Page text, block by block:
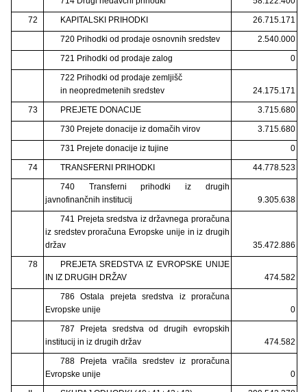
72
KAPITALSKI PRIHODKI
26.715.171
720 Prihodki od prodaje osnovnih sredstev
2.540.000
721 Prihodki od prodaje zalog
0
722 Prihodki od prodaje zemljišč
in neopredmetenih sredstev
24.175.171
73
PREJETE DONACIJE
3.715.680
730 Prejete donacije iz domačih virov
3.715.680
731 Prejete donacije iz tujine
0
74
TRANSFERNI PRIHODKI
44.778.523
740 Transferni prihodki iz drugih
javnofinančnih institucij
9.305.638
741 Prejeta sredstva iz državnega proračuna
iz sredstev proračuna Evropske unije in iz drugih
držav
35.472.886
78
PREJETA SREDSTVA IZ EVROPSKE UNIJE
IN IZ DRUGIH DRŽAV
474.582
786 Ostala prejeta sredstva iz proračuna
Evropske unije
0
787 Prejeta sredstva od drugih evropskih
institucij in iz drugih držav
474.582
788 Prejeta vračila sredstev iz proračuna
Evropske unije
0